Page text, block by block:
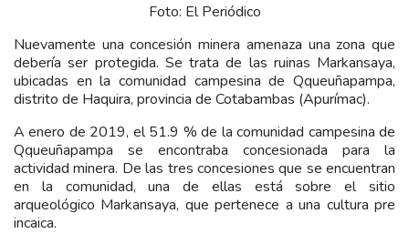
Foto: El Periódico
Nuevamente una concesión minera amenaza una zona que
debería ser protegida. Se trata de las ruinas Markansaya,
ubicadas en la comunidad campesina de Qqueuñapampa,
distrito de Haquira, provincia de Cotabambas (Apurímac).
A enero de 2019, el 51.9 % de la comunidad campesina de
Qqueuñapampa se encontraba concesionada para la
actividad minera. De las tres concesiones que se encuentran
en la comunidad, una de ellas está sobre el sitio
arqueológico Markansaya, que pertenece a una cultura pre
incaica.